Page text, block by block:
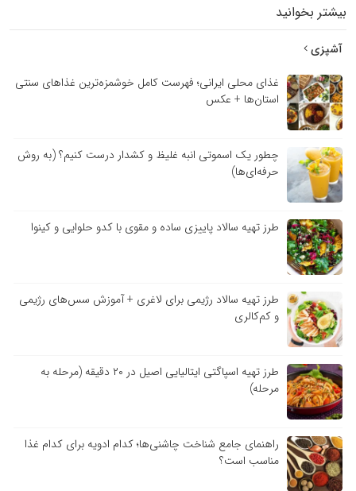
بیشتر بخوانید
آشپزی
غذای محلی ایرانی؛ فهرست کامل خوشمزه‌ترین غذاهای سنتی
استان‌ها + عکس
چطور یک اسموتی انبه غلیظ و کشدار درست کنیم؟ (به روش
حرفه‌ای‌ها)
طرز تهیه سالاد پاییزی ساده و مقوی با کدو حلوایی و کینوا
طرز تهیه سالاد رژیمی برای لاغری + آموزش سس‌های رژیمی
و کم‌کالری
طرز تهیه اسپاگتی ایتالیایی اصیل در ۲۰ دقیقه (مرحله به
مرحله)
راهنمای جامع شناخت چاشنی‌ها؛ کدام ادویه برای کدام غذا
مناسب است؟